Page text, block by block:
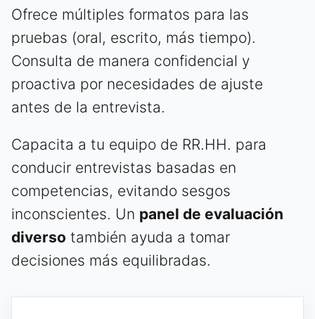
Ofrece múltiples formatos para las
pruebas (oral, escrito, más tiempo).
Consulta de manera confidencial y
proactiva por necesidades de ajuste
antes de la entrevista.
Capacita a tu equipo de RR.HH. para
conducir entrevistas basadas en
competencias, evitando sesgos
inconscientes. Un panel de evaluación
diverso también ayuda a tomar
decisiones más equilibradas.